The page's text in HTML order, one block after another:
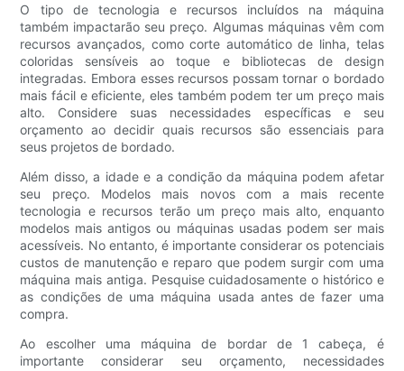
O tipo de tecnologia e recursos incluídos na máquina
também impactarão seu preço. Algumas máquinas vêm com
recursos avançados, como corte automático de linha, telas
coloridas sensíveis ao toque e bibliotecas de design
integradas. Embora esses recursos possam tornar o bordado
mais fácil e eficiente, eles também podem ter um preço mais
alto. Considere suas necessidades específicas e seu
orçamento ao decidir quais recursos são essenciais para
seus projetos de bordado.
Além disso, a idade e a condição da máquina podem afetar
seu preço. Modelos mais novos com a mais recente
tecnologia e recursos terão um preço mais alto, enquanto
modelos mais antigos ou máquinas usadas podem ser mais
acessíveis. No entanto, é importante considerar os potenciais
custos de manutenção e reparo que podem surgir com uma
máquina mais antiga. Pesquise cuidadosamente o histórico e
as condições de uma máquina usada antes de fazer uma
compra.
Ao escolher uma máquina de bordar de 1 cabeça, é
importante considerar seu orçamento, necessidades